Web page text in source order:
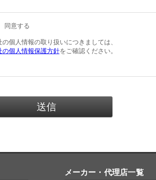
同意する
の個人情報の取り扱いにつきましては、
の個人情報保護方針をご確認ください。
メーカー・代理店一覧